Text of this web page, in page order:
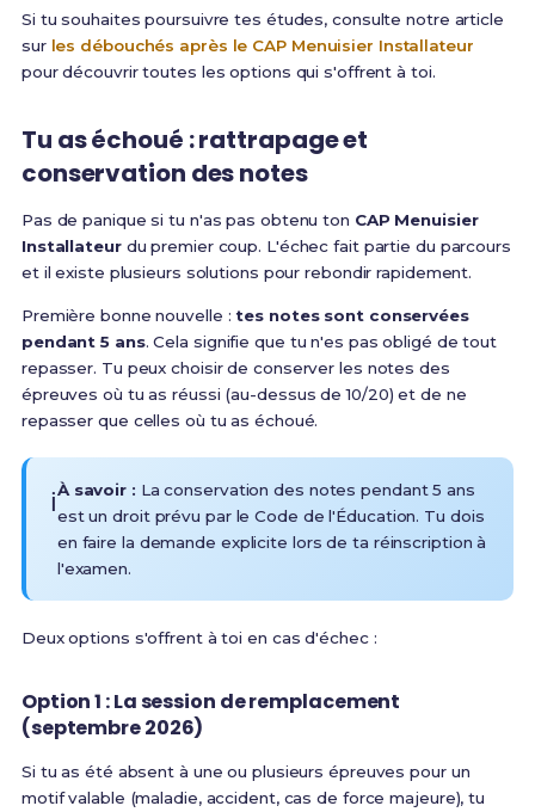
Si tu souhaites poursuivre tes études, consulte notre article
sur les débouchés après le CAP Menuisier Installateur
pour découvrir toutes les options qui s'offrent à toi.
Tu as échoué : rattrapage et
conservation des notes
Pas de panique si tu n'as pas obtenu ton CAP Menuisier
Installateurdu premier coup. L'échec fait partie du parcours
et il existe plusieurs solutions pour rebondir rapidement.
Première bonne nouvelle :tes notes sont conservées
pendant 5 ans. Cela signifie que tu n'es pas obligé de tout
repasser. Tu peux choisir de conserver les notes des
épreuves où tu as réussi (au-dessus de 10/20) et de ne
repasser que celles où tu as échoué.
ℹ️À savoir : La conservation des notes pendant 5 ans
est un droit prévu par le Code de l'Éducation. Tu dois
en faire la demande explicite lors de ta réinscription à
l'examen.
Deux options s'offrent à toi en cas d'échec :
Option 1 : La session de remplacement
(septembre 2026)
Si tu as été absent à une ou plusieurs épreuves pour un
motif valable (maladie, accident, cas de force majeure), tu